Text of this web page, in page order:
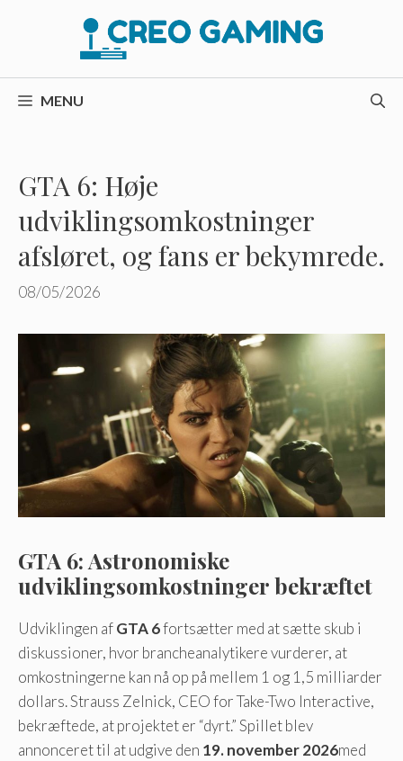
MENU
GTA 6: Høje
udviklingsomkostninger
afsløret, og fans er bekymrede.
08/05/2026
GTA 6: Astronomiske
udviklingsomkostninger bekræftet
Udviklingen afGTA 6fortsætter med at sætte skub i
diskussioner, hvor brancheanalytikere vurderer, at
omkostningerne kan nå op på mellem 1 og 1,5 milliarder
dollars. Strauss Zelnick, CEO for Take-Two Interactive,
bekræftede, at projektet er “dyrt.” Spillet blev
annonceret til at udgive den 19. november 2026med